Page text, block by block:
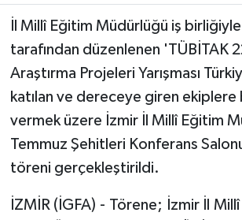
İl Millî Eğitim Müdürlüğü iş
tarafından düzenlenen 'TÜBİTAK
Araştırma Projeleri Yarışması
katılan ve dereceye giren
vermek üzere İzmir İl Millî Eğitim
Temmuz Şehitleri Konferans
töreni gerçekleştirildi.
İZMİR (İGFA) - Törene; İzmir İl